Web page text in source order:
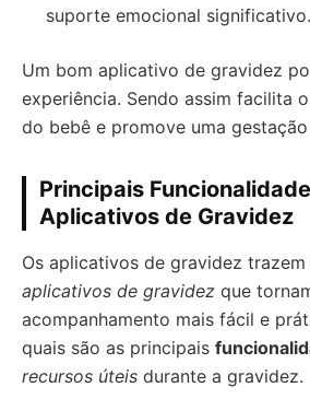
suporte emocional significativo.
Um bom aplicativo de gravidez
experiência. Sendo assim facilita
do bebê e promove uma
Principais
Aplicativos de Gravidez
Os aplicativos de gravidez trazem
aplicativos de gravidez que
acompanhamento mais fácil e
quais são as principais
recursos úteis durante a gravidez.